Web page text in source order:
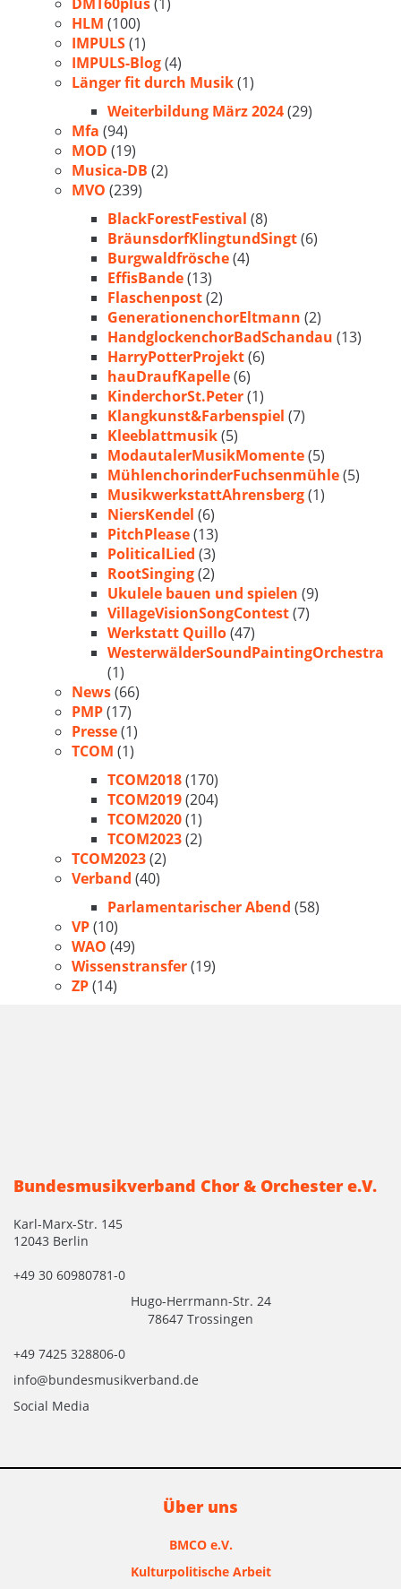
HLM (100)
IMPULS(1)
IMPULS-Blog(4)
Länger fit durch Musik(1)
Weiterbildung März 2024(29)
Mfa (94)
MOD (19)
Musica-DB (2)
MVO (239)
BlackForestFestival (8)
BräunsdorfKlingtundSingt(6)
Burgwaldfrösche(4)
EffisBande(13)
Flaschenpost(2)
GenerationenchorEltmann (2)
HandglockenchorBadSchandau (13)
HarryPotterProjekt(6)
hauDraufKapelle(6)
KinderchorSt.Peter(1)
Klangkunst&Farbenspiel (7)
Kleeblattmusik(5)
ModautalerMusikMomente(5)
MühlenchorinderFuchsenmühle(5)
MusikwerkstattAhrensberg(1)
NiersKendel (6)
PitchPlease(13)
PoliticalLied (3)
RootSinging(2)
Ukulele bauen und spielen (9)
VillageVisionSongContest(7)
Werkstatt Quillo(47)
WesterwälderSoundPaintingOrchestra
(1)
News(66)
PMP(17)
Presse(1)
TCOM (1)
TCOM2018(170)
TCOM2019(204)
TCOM2020(1)
TCOM2023(2)
TCOM2023(2)
Verband (40)
Parlamentarischer Abend (58)
VP(10)
WAO (49)
Wissenstransfer(19)
ZP(14)
Bundesmusikverband Chor & Orchester e.V.
Karl-Marx-Str. 145
12043 Berlin
+49 30 60980781-0
Hugo-Herrmann-Str. 24
78647 Trossingen
+49 7425 328806-0
info@bundesmusikverband.de
Social Media
Über uns
BMCO e.V.
Kulturpolitische Arbeit